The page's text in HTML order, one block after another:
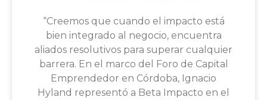
“Creemos que cuando el impacto está
bien integrado al negocio, encuentra
aliados resolutivos para superar cualquier
barrera. En el marco del Foro de Capital
Emprendedor en Córdoba, Ignacio
Hyland representó a Beta Impacto en el